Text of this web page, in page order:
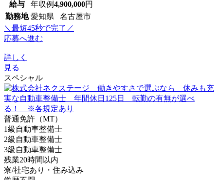
給与 年収例4,900,000円
勤務地 愛知県 名古屋市
＼最短45秒で完了／
応募へ進む
詳しく
見る
スペシャル
普通免許（MT）
1級自動車整備士
2級自動車整備士
3級自動車整備士
残業20時間以内
寮/社宅あり・住み込み